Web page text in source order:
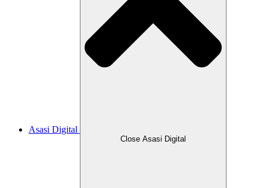
Asasi Digital
Close Asasi Digital